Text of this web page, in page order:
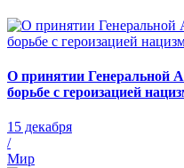
О принятии Генеральной
борьбе с героизацией
15 декабря
/
Мир